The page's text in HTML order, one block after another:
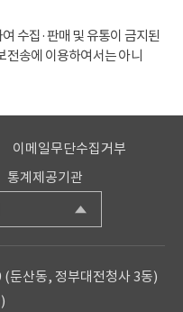
수집·판매 및 유통이 금지된
전송에 이용하여서는 아니
이메일무단수집거부
통계제공기관
둔산동, 정부대전청사 3동)
)